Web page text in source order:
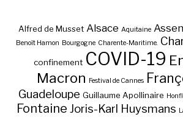
Alfred de Musset Alsace Aquitaine
Benoît Hamon Bourgogne Charente-Maritime.
confinement COVID-19
Macron
Festival de Cannes
Guadeloupe Guillaume Apollinaire
Fontaine Joris-Karl Huysmans